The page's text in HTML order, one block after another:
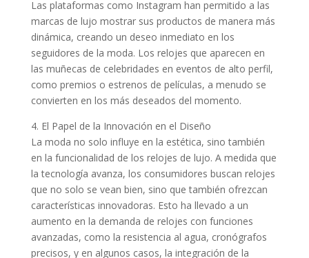
Las plataformas como Instagram han permitido a las
marcas de lujo mostrar sus productos de manera más
dinámica, creando un deseo inmediato en los
seguidores de la moda. Los relojes que aparecen en
las muñecas de celebridades en eventos de alto perfil,
como premios o estrenos de películas, a menudo se
convierten en los más deseados del momento.
4. El Papel de la Innovación en el Diseño
La moda no solo influye en la estética, sino también
en la funcionalidad de los relojes de lujo. A medida que
la tecnología avanza, los consumidores buscan relojes
que no solo se vean bien, sino que también ofrezcan
características innovadoras. Esto ha llevado a un
aumento en la demanda de relojes con funciones
avanzadas, como la resistencia al agua, cronógrafos
precisos, y en algunos casos, la integración de la